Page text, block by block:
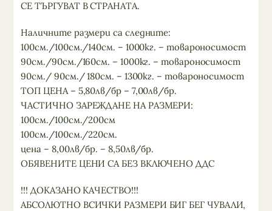
СЕ ТЪРГУВАТ В СТРАНАТА.
Наличните размери са следните:
100см./100см./140см. – 1000кг. – товароносимост
90см./90см./160см. – 1000кг. – товароносимост
90см./ 90см./ 180см. – 1300кг. – товароносимост
ТОП ЦЕНА – 5,80лв/бр – 7,00лв/бр.
ЧАСТИЧНО ЗАРЕЖДАНЕ НА РАЗМЕРИ:
100см./100см./200см
100см./100см./220см.
цена – 8,00лв/бр. – 8,50лв/бр.
ОБЯВЕНИТЕ ЦЕНИ СА БЕЗ ВКЛЮЧЕНО ДДС
!!! ДОКАЗАНО КАЧЕСТВО!!!
АБСОЛЮТНО ВСИЧКИ РАЗМЕРИ БИГ БЕГ ЧУВАЛИ,